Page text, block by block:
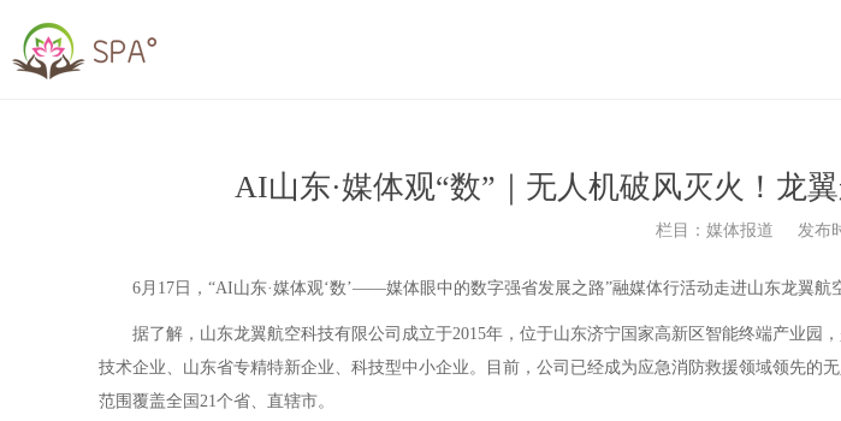
AI山东·媒体观“数”｜无人机破风灭火！龙
栏目：媒体报道 发布
6月17日，“AI山东·媒体观‘数’——媒体眼中的数字强省发展之路”融媒体行活动走进山东龙翼航
据了解，山东龙翼航空科技有限公司成立于2015年，位于山东济宁国家高新区智能终端产业园
技术企业、山东省专精特新企业、科技型中小企业。目前，公司已经成为应急消防救援领域领先
范围覆盖全国21个省、直辖市。